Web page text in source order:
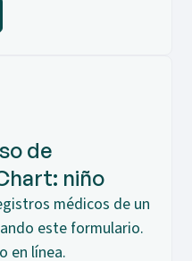
de
niño
médicos de un
este formulario.
en línea.